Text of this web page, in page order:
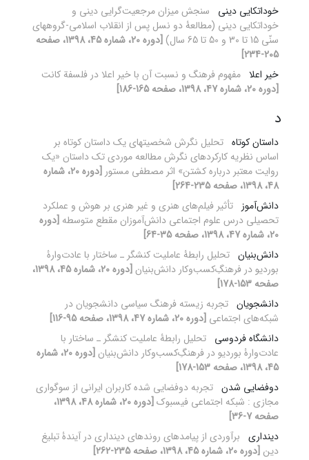
خوداتکایی دینی
سنجش میزان مرجعیت‌گرایی دینی و
خوداتکایی دینی (مطالعۀ دو نسل پس از انقلاب اسلامی-گروههای
سنّی 15 تا 30 و 50 تا 65 سال)
[دوره 20، شماره 45، 1398، صفحه
205-234]
خیر اعلا مفهوم فرهنگ و نسبت آن با خیر اعلا در فلسفة کانت
[دوره 20، شماره 47، 1398، صفحه 165-186]
د
داستان کوتاه
تحلیل نگرش شخصیت‎های یک داستان کوتاه بر
اساس نظریه کارکردهای نگرش مطالعه موردی تک داستان «یک
روایت معتبر درباره‏ کشتن» اثر مصطفی مستور
[دوره 20، شماره
48، 1398، صفحه 235-264]
دانش‌آموز تأثیر فیلم‌های هنری و غیر هنری بر هوش و عملکرد
تحصیلی درس علوم اجتماعی دانش‌آموزان مقطع متوسطه [دوره
20، شماره 47، 1398، صفحه 35-64]
دانش‌بنیان
تحلیل رابطۀ عاملیت کنشگر‌‌‌‎‌ ـ‌ ساختار با عادت‌وارۀ
بوردیو در فرهنگِ‌کسب‌وکار دانش‌بنیان
[دوره 20، شماره 45، 1398،
صفحه 153-178]
دانشجویان تجربه زیسته فرهنگ سیاسی دانشجویان در
شبکه‌های اجتماعی [دوره 20، شماره 47، 1398، صفحه 95-116]
دانشگاه فردوسی
تحلیل رابطۀ عاملیت کنشگر‌‌‌‎‌ ـ‌ ساختار با
عادت‌وارۀ بوردیو در فرهنگِ‌کسب‌وکار دانش‌بنیان
[دوره 20، شماره
45، 1398، صفحه 153-178]
دوفضایی شدن تجربه دوفضایی شده کاربران ایرانی از سوگواری
مجازی : شبکه اجتماعی فیسبوک
[دوره 20، شماره 48، 1398،
صفحه 7-36]
دینداری برآوردی از پیامدهای روندهای دینداری در آیندۀ تبلیغ
دین [دوره 20، شماره 45، 1398، صفحه 235-262]